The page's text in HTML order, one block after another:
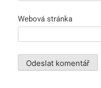
Webová stránka